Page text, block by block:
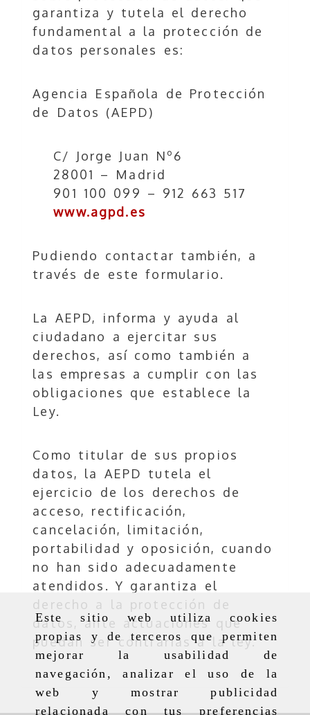
Este sitio web utiliza cookies
propias y de terceros que permiten
mejorar la usabilidad de
navegación, analizar el uso de la
web y mostrar publicidad
relacionada con tus preferencias
garantiza y tutela el derecho
fundamental a la protección de
datos personales es:
Agencia Española de Protección
de Datos (AEPD)
C/ Jorge Juan Nº6
28001 – Madrid
901 100 099 – 912 663 517
www.agpd.es
Pudiendo contactar también, a
través de este formulario.
La AEPD, informa y ayuda al
ciudadano a ejercitar sus
derechos, así como también a
las empresas a cumplir con las
obligaciones que establece la
Ley.
Como titular de sus propios
datos, la AEPD tutela el
ejercicio de los derechos de
acceso, rectificación,
cancelación, limitación,
portabilidad y oposición, cuando
no han sido adecuadamente
atendidos. Y garantiza el
derecho a la protección de
datos, ante actuaciones que
puedan ser contrarias a la ley.